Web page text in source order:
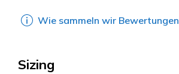
Wie sammeln wir Bewertungen
Sizing